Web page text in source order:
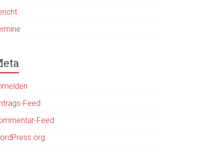
Feed
Feed